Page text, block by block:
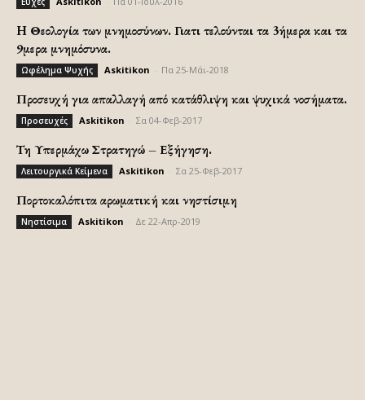
H Θεολογία των μνημοσύνων. Γιατι τελούνται τα 3ήμερα και τα
9μερα μνημόσυνα.
Ωφέλημα Ψυχής Askitikon Πα 25-Μάι-2018
Προσευχή για απαλλαγή από κατάθλιψη και ψυχικά νοσήματα.
Προσευχές Askitikon Σα 04-Φεβ-2017
Τη Υπερμάχω Στρατηγώ – Εξήγηση.
Λειτουργικά Κείμενα Askitikon Σα 25-Φεβ-2017
Πορτοκαλόπιτα αρωματική και νηστίσιμη
Νηστίσιμα Askitikon Δε 22-Απρ-2019